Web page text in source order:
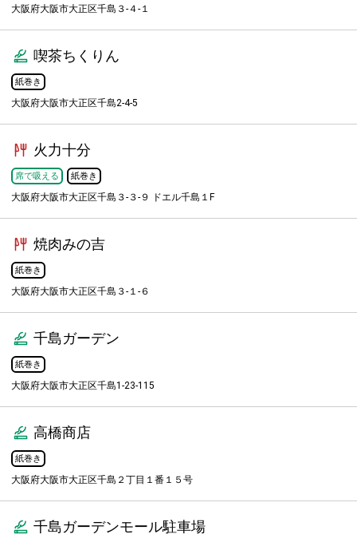
大阪府大阪市大正区千島３-４-１
喫茶ちくりん
紙巻き
大阪府大阪市大正区千島2-4-5
火力十分
席で吸える 紙巻き
大阪府大阪市大正区千島３-３-９ ドエル千島１F
焼肉みの吉
紙巻き
大阪府大阪市大正区千島３-１-６
千島ガーデン
紙巻き
大阪府大阪市大正区千島1-23-115
高橋商店
紙巻き
大阪府大阪市大正区千島２丁目１番１５号
千島ガーデンモール駐車場